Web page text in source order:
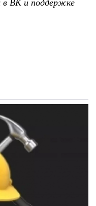
в ВК и поддержке